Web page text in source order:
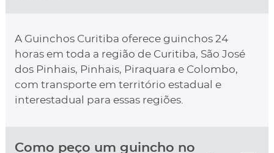
A Guinchos Curitiba oferece guinchos 24
horas em toda a região de Curitiba, São José
dos Pinhais, Pinhais, Piraquara e Colombo,
com transporte em território estadual e
interestadual para essas regiões.
Como peço um guincho no